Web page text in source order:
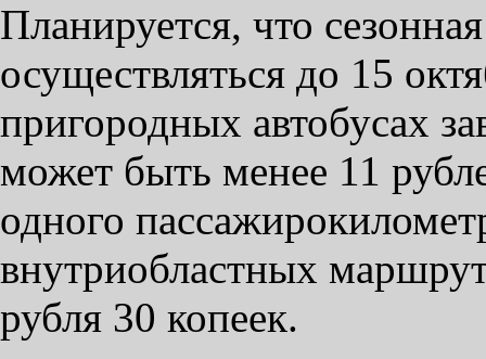
Планируется, что
осуществляться до 15
пригородных автобусах
может быть менее 11
одного
внутриобластных
рубля 30 копеек.